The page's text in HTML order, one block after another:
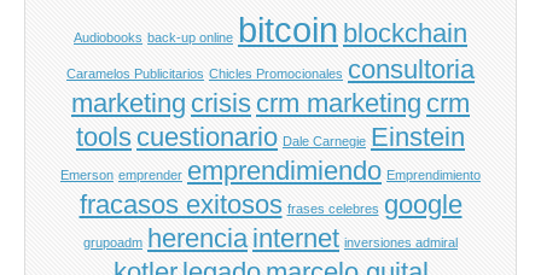
Audiobooks back-up online bitcoin blockchain
Caramelos Publicitarios Chicles Promocionales consultoria
marketing crisis crm marketing crm
tools cuestionario Dale Carnegie Einstein
Emerson emprender emprendimiendo Emprendimiento
fracasos exitosos frases celebres google
grupoadm herencia internet inversiones admiral